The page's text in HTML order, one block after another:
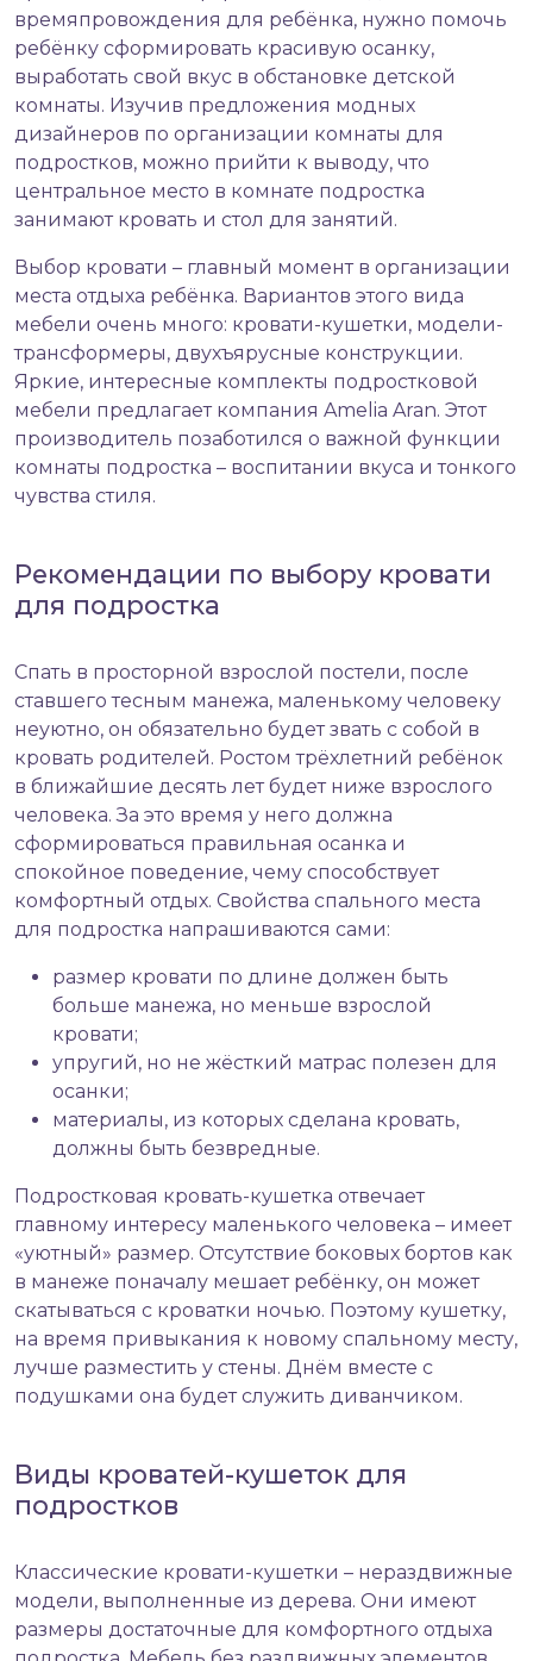
времяпровождения для ребёнка, нужно помочь
ребёнку сформировать красивую осанку,
выработать свой вкус в обстановке детской
комнаты. Изучив предложения модных
дизайнеров по организации комнаты для
подростков, можно прийти к выводу, что
центральное место в комнате подростка
занимают кровать и стол для занятий.
Выбор кровати – главный момент в организации
места отдыха ребёнка. Вариантов этого вида
мебели очень много: кровати-кушетки, модели-
трансформеры, двухъярусные конструкции.
Яркие, интересные комплекты подростковой
мебели предлагает компания Amelia Aran. Этот
производитель позаботился о важной функции
комнаты подростка – воспитании вкуса и тонкого
чувства стиля.
Рекомендации по выбору кровати
для подростка
Спать в просторной взрослой постели, после
ставшего тесным манежа, маленькому человеку
неуютно, он обязательно будет звать с собой в
кровать родителей. Ростом трёхлетний ребёнок
в ближайшие десять лет будет ниже взрослого
человека. За это время у него должна
сформироваться правильная осанка и
спокойное поведение, чему способствует
комфортный отдых. Свойства спального места
для подростка напрашиваются сами:
размер кровати по длине должен быть
больше манежа, но меньше взрослой
кровати;
упругий, но не жёсткий матрас полезен для
осанки;
материалы, из которых сделана кровать,
должны быть безвредные.
Подростковая кровать-кушетка отвечает
главному интересу маленького человека – имеет
«уютный» размер. Отсутствие боковых бортов как
в манеже поначалу мешает ребёнку, он может
скатываться с кроватки ночью. Поэтому кушетку,
на время привыкания к новому спальному месту,
лучше разместить у стены. Днём вместе с
подушками она будет служить диванчиком.
Виды кроватей-кушеток для
подростков
Классические кровати-кушетки – нераздвижные
модели, выполненные из дерева. Они имеют
размеры достаточные для комфортного отдыха